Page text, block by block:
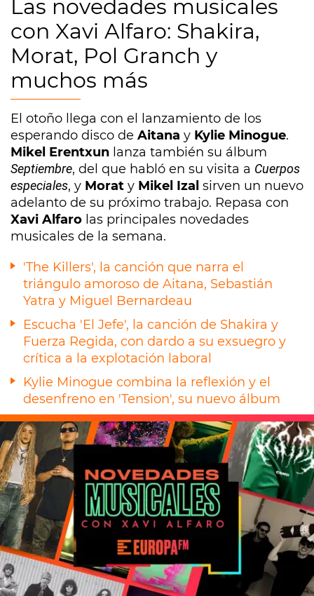
Las novedades musicales
con Xavi Alfaro: Shakira,
Morat, Pol Granch y
muchos más
El otoño llega con el lanzamiento de los
esperando disco de Aitana y Kylie Minogue.
Mikel Erentxun lanza también su álbum
Septiembre, del que habló en su visita a Cuerpos
especiales, y Morat y Mikel Izal sirven un nuevo
adelanto de su próximo trabajo. Repasa con
Xavi Alfaro las principales novedades
musicales de la semana.
'The Killers', la canción que narra el
triángulo amoroso de Aitana, Sebastián
Yatra y Miguel Bernardeau
Escucha 'El Jefe', la canción de Shakira y
Fuerza Regida, con dardo a su exsuegro y
crítica a la explotación laboral
Kylie Minogue combina la reflexión y el
desenfreno en 'Tension', su nuevo álbum
Europa FM
Madrid 22/09/2023 11:47